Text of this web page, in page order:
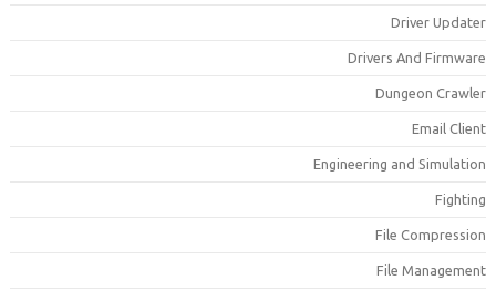
Driver
Drivers And
Dungeon
Email
Engineering and
File
File